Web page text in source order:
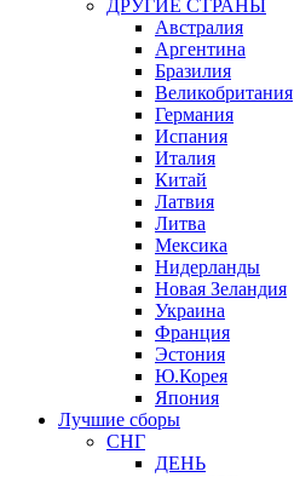
ДРУГИЕ СТРАНЫ
Австралия
Аргентина
Бразилия
Великобритания
Германия
Испания
Италия
Китай
Латвия
Литва
Мексика
Нидерланды
Новая Зеландия
Украина
Франция
Эстония
Ю.Корея
Япония
Лучшие сборы
СНГ
ДЕНЬ